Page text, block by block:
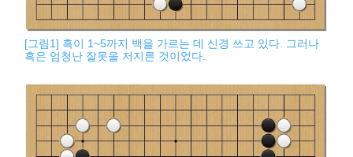
[그림1] 흑이 1~5까지 백을 가르는 데 신경 쓰고 있다. 그러나
흑은 엄청난 잘못을 저지른 것이었다.